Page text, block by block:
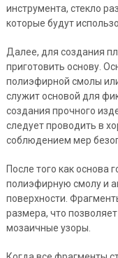
инструмента, стекло
которые будут
Далее, для создания
приготовить основу.
полиэфирной смолы
служит основой для
создания прочного
следует проводить в
соблюдением мер
После того как основа
полиэфирную смолу и
поверхности.
размера, что
мозаичные узоры.